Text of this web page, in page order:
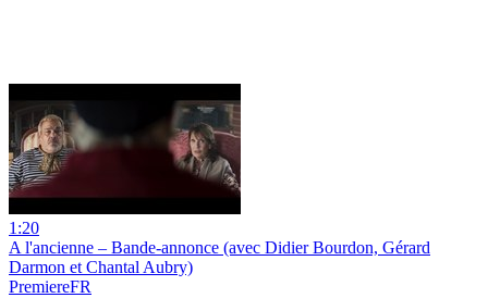
1:20
A l'ancienne – Bande-annonce (avec Didier Bourdon, Gérard
Darmon et Chantal Aubry)
PremiereFR